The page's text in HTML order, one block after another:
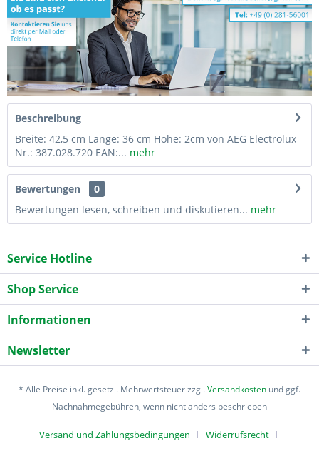
Beschreibung
Breite: 42,5 cm Länge: 36 cm Höhe: 2cm von AEG Electrolux
Nr.: 387.028.720 EAN:... mehr
Bewertungen
0
Bewertungen lesen, schreiben und diskutieren... mehr
Service Hotline
Shop Service
Informationen
Newsletter
* Alle Preise inkl. gesetzl. Mehrwertsteuer zzgl.Versandkosten und ggf.
Nachnahmegebühren, wenn nicht anders beschrieben
Versand und Zahlungsbedingungen Widerrufsrecht